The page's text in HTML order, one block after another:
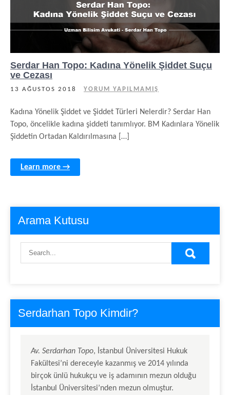
Serdar Han Topo: Kadına Yönelik Şiddet Suçu
ve Cezası
13 AĞUSTOS 2018 YORUM YAPILMAMIŞ
Kadına Yönelik Şiddet ve Şiddet Türleri Nelerdir? Serdar Han
Topo, öncelikle kadına şiddeti tanımlıyor. BM Kadınlara Yönelik
Şiddetin Ortadan Kaldırılmasına […]
Learn more →
Arama Kutusu
Serdarhan Topo Kimdir?
Av. Serdarhan Topo, İstanbul Üniversitesi Hukuk
Fakültesi’ni dereceyle kazanmış ve 2014 yılında
birçok ünlü hukukçu ve iş adamının mezun olduğu
İstanbul Üniversitesi’nden mezun olmuştur.